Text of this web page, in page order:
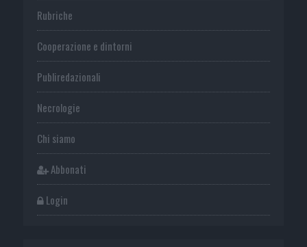
Rubriche
Cooperazione e dintorni
Publiredazionali
Necrologie
Chi siamo
Abbonati
Login